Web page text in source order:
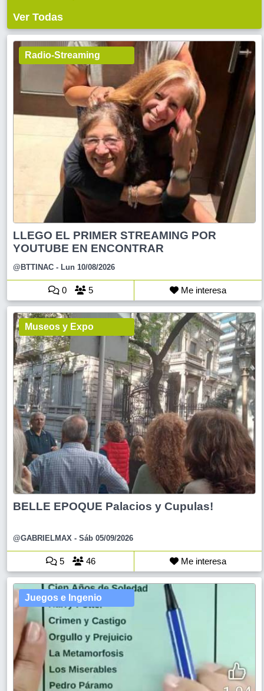
Ver Todas
Radio-Streaming
LLEGO EL PRIMER STREAMING POR
YOUTUBE EN ENCONTRAR
@BTTINAC - Lun 10/08/2026
0 5 Me interesa
Museos y Expo
BELLE EPOQUE Palacios y Cupulas!
@GABRIELMAX - Sáb 05/09/2026
5 46 Me interesa
Juegos e Ingenio